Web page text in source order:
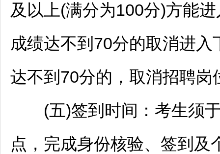
及以上(满分为100分)方能
成绩达不到70分的取消进
达不到70分的，取消招聘岗
(五)签到时间：考生须于
点，完成身份核验、签到及